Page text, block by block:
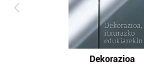
Dekorazioa